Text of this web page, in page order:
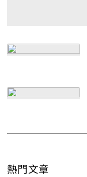
熱門文章